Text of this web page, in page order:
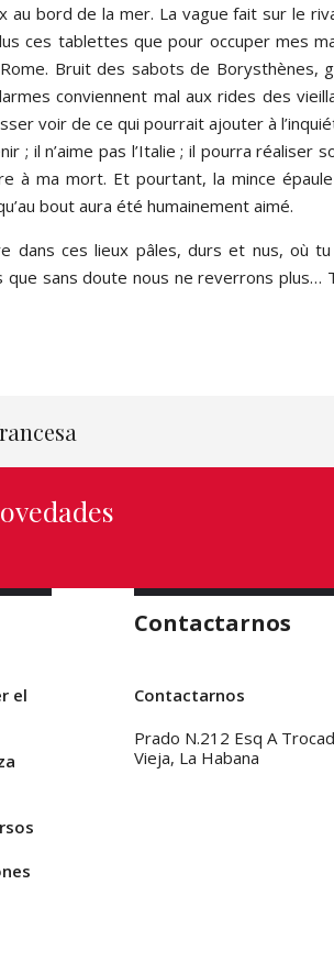
au bord de la mer. La vague fait sur le
ces tablettes que pour occuper mes
Bruit des sabots de Borysthènes,
conviennent mal aux rides des
voir de ce qui pourrait ajouter à
; il n’aime pas l’Italie ; il pourra réaliser
à ma mort. Et pourtant, la mince épaule
bout aura été humainement aimé.
dans ces lieux pâles, durs et nus, où tu
sans doute nous ne reverrons plus…
el
Contactarnos
Contactarnos
Prado N.212 Esq A
Vieja, La Habana